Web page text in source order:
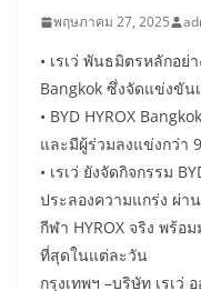
พฤษภาคม 27, 2025
• เรเว่ พันธมิตรหลักอย่
Bangkok ซึ่งจัดแข่งขัน
• BYD HYROX
และมีผู้ร่วมลงแข่งกว่า
• เรเว่ ยังจัดกิจกรรม
ประลองความแกร่ง ผ่า
กีฬา HYROX จริง พร้อ
ที่สุดในแต่ละวัน
กรุงเทพฯ –บริษัท เรเ